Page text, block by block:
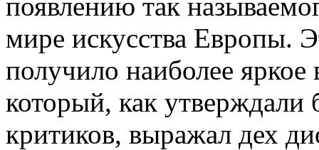
мире искусства Европы.
получило наиболее
который, как
критиков, выражал дех